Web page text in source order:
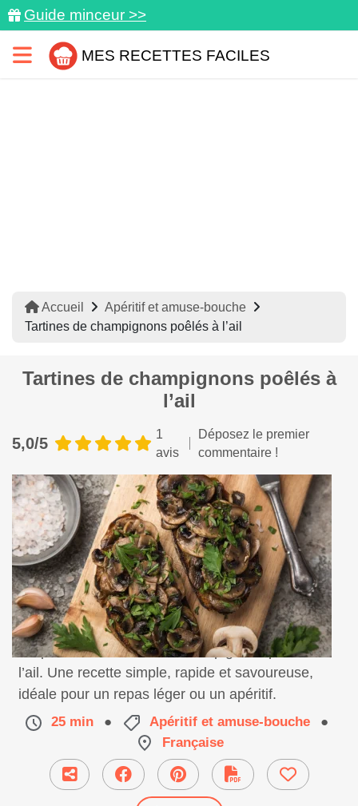
Guide minceur >>
MES RECETTES FACILES
Accueil
Apéritif et amuse-bouche
Tartines de champignons poêlés à l’ail
Tartines de champignons poêlés à
l’ail
5,0/5
1
avis
Déposez le premier
commentaire !
Préparez des tartines de champignons poêlés à
l’ail. Une recette simple, rapide et savoureuse,
idéale pour un repas léger ou un apéritif.
25 min ● Apéritif et amuse-bouche
●
Française